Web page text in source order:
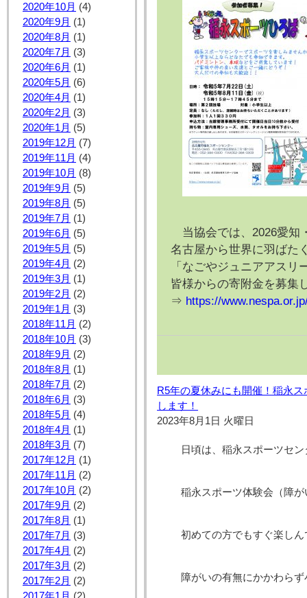
2020年10月 (4)
2020年9月 (1)
2020年8月 (1)
2020年7月 (3)
2020年6月 (1)
2020年5月 (6)
2020年4月 (1)
2020年2月 (3)
2020年1月 (5)
2019年12月 (7)
2019年11月 (4)
2019年10月 (8)
2019年9月 (5)
2019年8月 (5)
2019年7月 (1)
2019年6月 (5)
2019年5月 (5)
2019年4月 (2)
2019年3月 (1)
2019年2月 (2)
2019年1月 (3)
2018年11月 (2)
2018年10月 (3)
2018年9月 (2)
2018年8月 (1)
2018年7月 (2)
2018年6月 (3)
2018年5月 (4)
2018年4月 (1)
2018年3月 (7)
2017年12月 (1)
2017年11月 (2)
2017年10月 (2)
2017年9月 (2)
2017年8月 (1)
2017年7月 (3)
2017年4月 (2)
2017年3月 (2)
2017年2月 (2)
当協会では、2026愛知
名古屋から世界に羽ばた
「なごやジュニアアス
皆様からの寄附金を募集
⇒ https://
R5年の夏休みにも開催！稲永
します！
2023年8月1日 火曜日
日頃は、稲永スポーツセ
稲永スポーツ体験会（障
初めての方でもすぐ楽し
障がいの有無にかかわら